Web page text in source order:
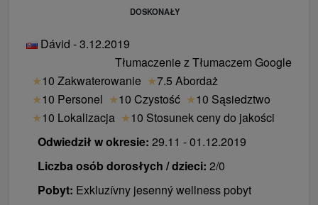
DOSKONAŁY
Dávid - 3.12.2019
Tłumaczenie z Tłumaczem Google
★10 Zakwaterowanie ★7.5 Abordaż
★10 Personel ★10 Czystość ★10 Sąsiedztwo
★10 Lokalizacja ★10 Stosunek ceny do jakości
Odwiedził w okresie: 29.11 - 01.12.2019
Liczba osób dorosłych / dzieci: 2/0
Pobyt: Exkluzívny jesenný wellness pobyt